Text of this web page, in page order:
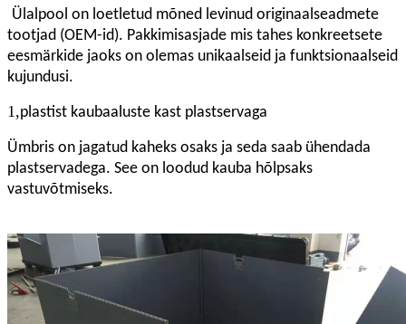
Ülalpool on loetletud mõned levinud originaalseadmete
tootjad (OEM-id). Pakkimisasjade mis tahes konkreetsete
eesmärkide jaoks on olemas unikaalseid ja funktsionaalseid
kujundusi.
1,plastist kaubaaluste kast plastservaga
Ümbris on jagatud kaheks osaks ja seda saab ühendada
plastservadega. See on loodud kauba hõlpsaks
vastuvõtmiseks.